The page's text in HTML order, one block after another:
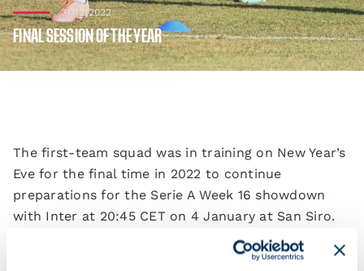
31/12/2022
FINAL SESSION OF THE YEAR
The first-team squad was in training on New Year’s
Eve for the final time in 2022 to continue
preparations for the Serie A Week 16 showdown
with Inter at 20:45 CET on 4 January at San Siro.